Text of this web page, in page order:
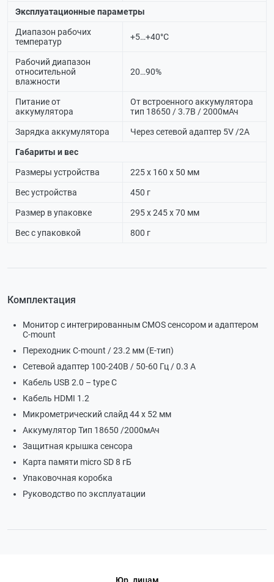
Эксплуатационные параметры
Диапазон рабочих
температур
+5…+40°C
Рабочий диапазон
относительной
влажности
20…90%
Питание от
аккумулятора
От встроенного аккумулятора
тип 18650 / 3.7В / 2000мАч
Зарядка аккумулятора Через сетевой адаптер 5V /2А
Габариты и вес
Размеры устройства 225 х 160 х 50 мм
Вес устройства 450 г
Размер в упаковке 295 х 245 х 70 мм
Вес с упаковкой 800 г
Комплектация
Монитор с интегрированным СМОS сенсором и адаптером
C-mount
Переходник C-mount / 23.2 мм (Е-тип)
Сетевой адаптер 100-240В / 50-60 Гц / 0.3 А
Кабель USB 2.0 – type C
Кабель HDMI 1.2
Микрометрический слайд 44 х 52 мм
Аккумулятор Тип 18650 /2000мАч
Защитная крышка сенсора
Карта памяти micro SD 8 гБ
Упаковочная коробка
Руководство по эксплуатации